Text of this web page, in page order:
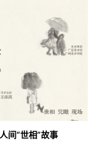
间“世相”故事